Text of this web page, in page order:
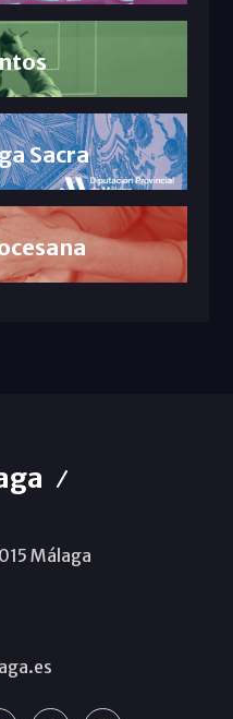
Sacra
Málaga